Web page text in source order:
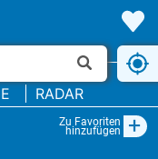
RADAR
Zu Favoriten
hinzufügen +